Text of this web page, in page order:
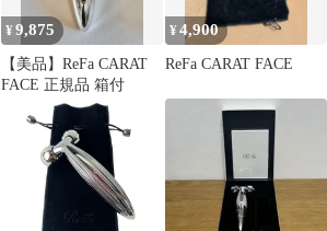
¥9,875
【美品】ReFa CARAT
FACE 正規品 箱付
¥4,900
ReFa CARAT FACE